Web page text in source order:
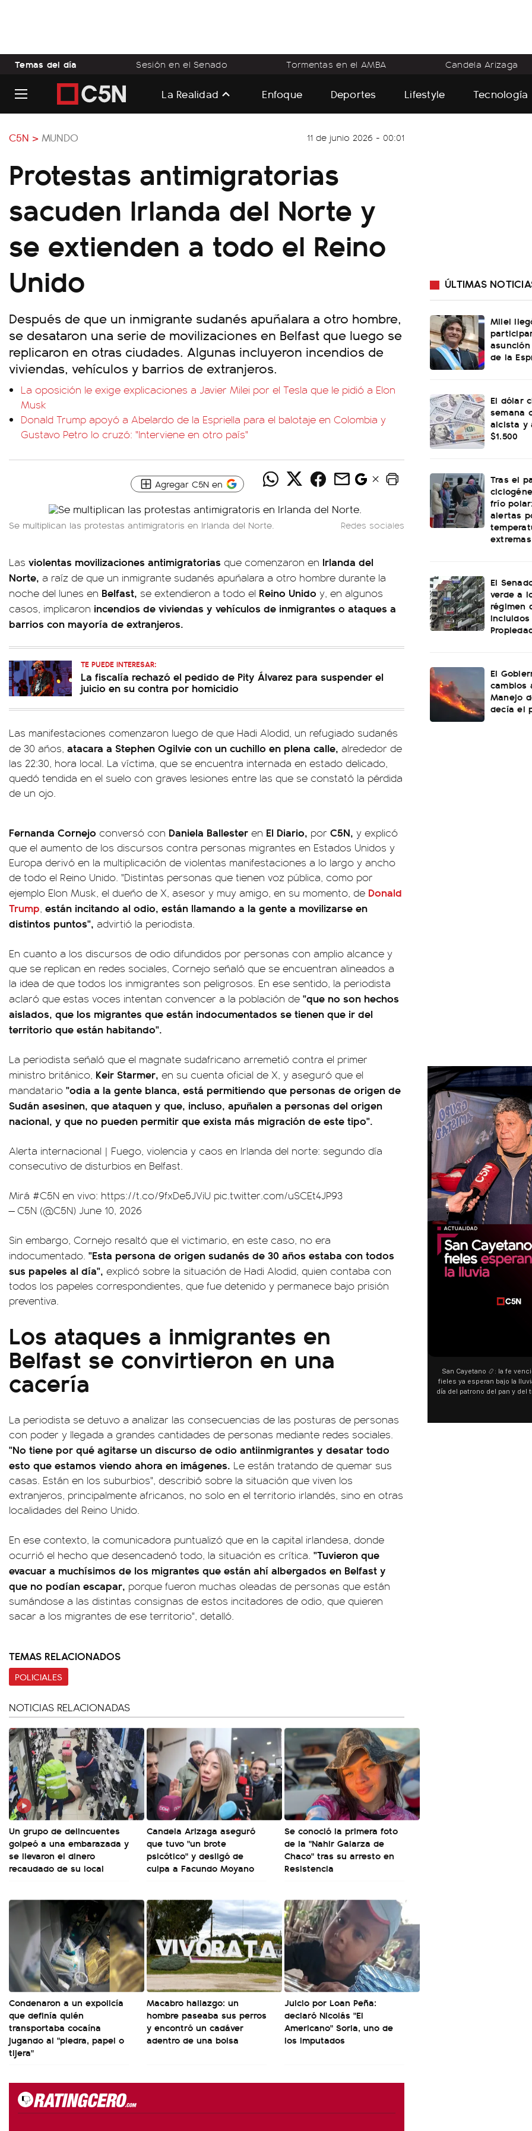
Temas del día Sesión en el Senado Tormentas en el AMBA Candela Arizaga
La Realidad Enfoque Deportes Lifestyle Tecnología
C5N > MUNDO 11 de junio 2026 - 00:01
Protestas antimigratorias
sacuden Irlanda del Norte y
se extienden a todo el Reino
Unido
Después de que un inmigrante sudanés apuñalara a otro hombre,
se desataron una serie de movilizaciones en Belfast que luego se
replicaron en otras ciudades. Algunas incluyeron incendios de
viviendas, vehículos y barrios de extranjeros.
La oposición le exige explicaciones a Javier Milei por el Tesla que le pidió a Elon
Musk
Donald Trump apoyó a Abelardo de la Espriella para el balotaje en Colombia y
Gustavo Petro lo cruzó: "Interviene en otro país"
Agregar C5N en
Se multiplican las protestas antimigratoris en Irlanda del Norte. Redes sociales
Las violentas movilizaciones antimigratorias que comenzaron en Irlanda del
Norte, a raíz de que un inmigrante sudanés apuñalara a otro hombre durante la
noche del lunes en Belfast, se extendieron a todo el Reino Unido y, en algunos
casos, implicaron incendios de viviendas y vehículos de inmigrantes o ataques a
barrios con mayoría de extranjeros.
TE PUEDE INTERESAR:
La fiscalía rechazó el pedido de Pity Álvarez para suspender el
juicio en su contra por homicidio
Las manifestaciones comenzaron luego de que Hadi Alodid, un refugiado sudanés
de 30 años, atacara a Stephen Ogilvie con un cuchillo en plena calle, alrededor de
las 22:30, hora local. La víctima, que se encuentra internada en estado delicado,
quedó tendida en el suelo con graves lesiones entre las que se constató la pérdida
de un ojo.
Fernanda Cornejo conversó con Daniela Ballester en El Diario, por C5N, y explicó
que el aumento de los discursos contra personas migrantes en Estados Unidos y
Europa derivó en la multiplicación de violentas manifestaciones a lo largo y ancho
de todo el Reino Unido. "Distintas personas que tienen voz pública, como por
ejemplo Elon Musk, el dueño de X, asesor y muy amigo, en su momento, de Donald
Trump, están incitando al odio, están llamando a la gente a movilizarse en
distintos puntos", advirtió la periodista.
En cuanto a los discursos de odio difundidos por personas con amplio alcance y
que se replican en redes sociales, Cornejo señaló que se encuentran alineados a
la idea de que todos los inmigrantes son peligrosos. En ese sentido, la periodista
aclaró que estas voces intentan convencer a la población de "que no son hechos
aislados, que los migrantes que están indocumentados se tienen que ir del
territorio que están habitando".
La periodista señaló que el magnate sudafricano arremetió contra el primer
ministro británico, Keir Starmer, en su cuenta oficial de X, y aseguró que el
mandatario "odia a la gente blanca, está permitiendo que personas de origen de
Sudán asesinen, que ataquen y que, incluso, apuñalen a personas del origen
nacional, y que no pueden permitir que exista más migración de este tipo".
Alerta internacional | Fuego, violencia y caos en Irlanda del norte: segundo día
consecutivo de disturbios en Belfast.
Mirá #C5N en vivo: https://t.co/9fxDe5JViU pic.twitter.com/uSCEt4JP93
— C5N (@C5N) June 10, 2026
Sin embargo, Cornejo resaltó que el victimario, en este caso, no era
indocumentado. "Esta persona de origen sudanés de 30 años estaba con todos
sus papeles al día", explicó sobre la situación de Hadi Alodid, quien contaba con
todos los papeles correspondientes, que fue detenido y permanece bajo prisión
preventiva.
Los ataques a inmigrantes en
Belfast se convirtieron en una
cacería
La periodista se detuvo a analizar las consecuencias de las posturas de personas
con poder y llegada a grandes cantidades de personas mediante redes sociales.
"No tiene por qué agitarse un discurso de odio antiinmigrantes y desatar todo
esto que estamos viendo ahora en imágenes. Le están tratando de quemar sus
casas. Están en los suburbios", describió sobre la situación que viven los
extranjeros, principalmente africanos, no solo en el territorio irlandés, sino en otras
localidades del Reino Unido.
En ese contexto, la comunicadora puntualizó que en la capital irlandesa, donde
ocurrió el hecho que desencadenó todo, la situación es crítica. "Tuvieron que
evacuar a muchísimos de los migrantes que están ahí albergados en Belfast y
que no podían escapar, porque fueron muchas oleadas de personas que están
sumándose a las distintas consignas de estos incitadores de odio, que quieren
sacar a los migrantes de ese territorio", detalló.
TEMAS RELACIONADOS
POLICIALES
NOTICIAS RELACIONADAS
Un grupo de delincuentes
golpeó a una embarazada y
se llevaron el dinero
recaudado de su local
Candela Arizaga aseguró
que tuvo "un brote
psicótico" y desligó de
culpa a Facundo Moyano
Se conoció la primera foto
de la "Nahir Galarza de
Chaco" tras su arresto en
Resistencia
Condenaron a un expolicía
que definía quién
transportaba cocaína
jugando al "piedra, papel o
tijera"
Macabro hallazgo: un
hombre paseaba sus perros
y encontró un cadáver
adentro de una bolsa
Juicio por Loan Peña:
declaró Nicolás "El
Americano" Soria, uno de
los imputados
ÚLTIMAS
Milei
de la
El dólar
semana
alcista y
$1.500
Tras el
frío
alertas
El
verde a
régimen
El
cambios
Manejo
decía el
San Cayetano 📿: la fe venció al agua y los
fieles ya esperan bajo la lluvia ➡️ A horas del
día del patrono del pan y del trabajo, miles de
"Te